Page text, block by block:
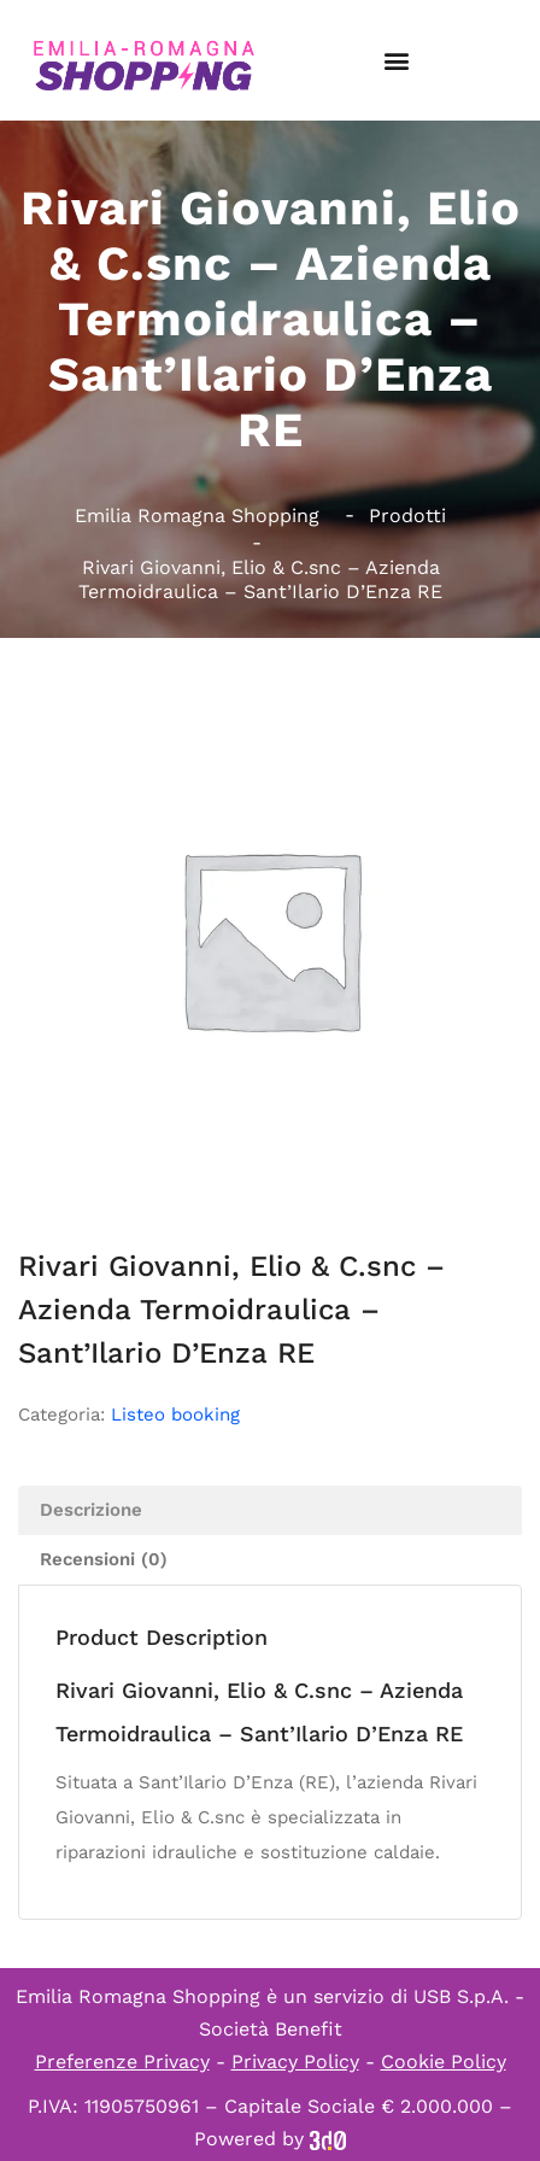
Rivari Giovanni, Elio
& C.snc – Azienda
Termoidraulica –
Sant’Ilario D’Enza
RE
Emilia Romagna Shopping Prodotti
Rivari Giovanni, Elio & C.snc – Azienda
Termoidraulica – Sant’Ilario D’Enza RE
Rivari Giovanni, Elio & C.snc –
Azienda Termoidraulica –
Sant’Ilario D’Enza RE
Categoria: Listeo booking
Descrizione
Recensioni (0)
Product Description
Rivari Giovanni, Elio & C.snc – Azienda
Termoidraulica – Sant’Ilario D’Enza RE
Situata a Sant’Ilario D’Enza (RE), l’azienda Rivari
Giovanni, Elio & C.snc è specializzata in
riparazioni idrauliche e sostituzione caldaie.
Emilia Romagna Shopping è un servizio di USB S.p.A. -
Società Benefit
Preferenze Privacy- Privacy Policy- Cookie Policy
P.IVA: 11905750961 – Capitale Sociale € 2.000.000 –
Powered by